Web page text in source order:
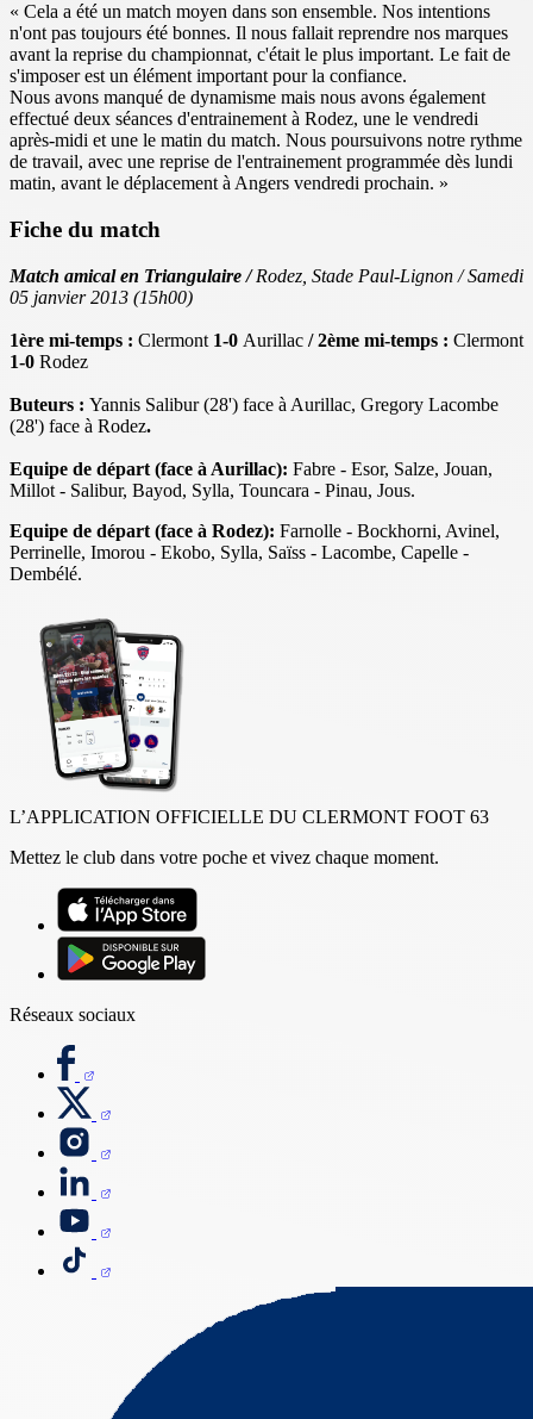
« Cela a été un match moyen dans son ensemble. Nos intentions
n'ont pas toujours été bonnes. Il nous fallait reprendre nos marques
avant la reprise du championnat, c'était le plus important. Le fait de
s'imposer est un élément important pour la confiance.
Nous avons manqué de dynamisme mais nous avons également
effectué deux séances d'entrainement à Rodez, une le vendredi
après-midi et une le matin du match. Nous poursuivons notre rythme
de travail, avec une reprise de l'entrainement programmée dès lundi
matin, avant le déplacement à Angers vendredi prochain. »
Fiche du match
Match amical en Triangulaire /Rodez, Stade Paul-Lignon / Samedi
05 janvier 2013 (15h00)
1ère mi-temps : Clermont 1-0 Aurillac / 2ème mi-temps : Clermont
1-0 Rodez
Buteurs : Yannis Salibur (28') face à Aurillac, Gregory Lacombe
(28') face à Rodez.
Equipe de départ (face à Aurillac): Fabre - Esor, Salze, Jouan,
Millot - Salibur, Bayod, Sylla, Touncara - Pinau, Jous.
Equipe de départ (face à Rodez): Farnolle - Bockhorni, Avinel,
Perrinelle, Imorou - Ekobo, Sylla, Saïss - Lacombe, Capelle -
Dembélé.
L’APPLICATION OFFICIELLE DU CLERMONT FOOT 63
Mettez le club dans votre poche et vivez chaque moment.
Réseaux sociaux